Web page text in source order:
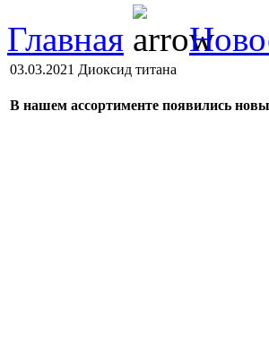
Главная
03.03.2021 Диоксид титана
В нашем ассортименте появились